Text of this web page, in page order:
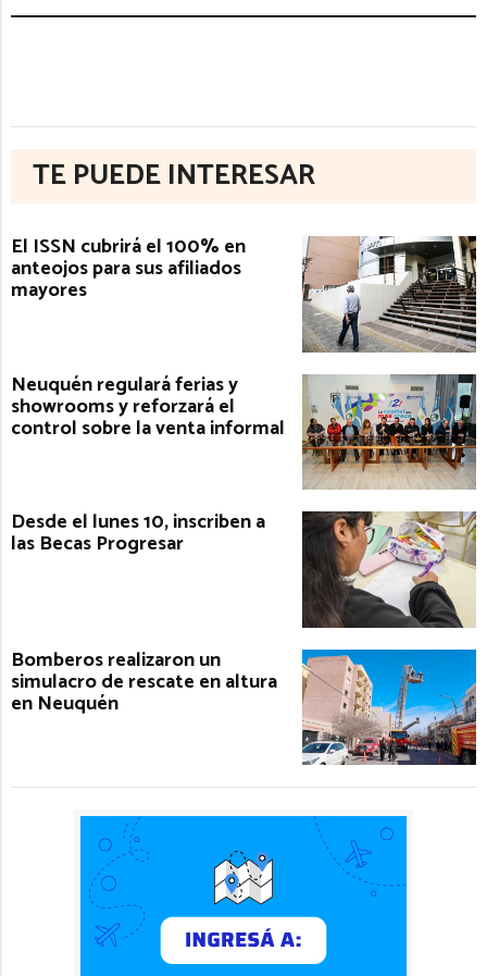
TE PUEDE INTERESAR
El ISSN cubrirá el 100% en
anteojos para sus afiliados
mayores
Neuquén regulará ferias y
showrooms y reforzará el
control sobre la venta informal
Desde el lunes 10, inscriben a
las Becas Progresar
Bomberos realizaron un
simulacro de rescate en altura
en Neuquén